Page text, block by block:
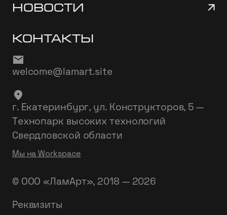
Новости
Контакты
welcome@lamart.site
г. Екатеринбург, ул. Конструкторов, 5 —
Технопарк высоких технологий
Свердловской области
Мы на Workspace
© ООО «ЛамАрт», 2018 — 2026
Реквизиты